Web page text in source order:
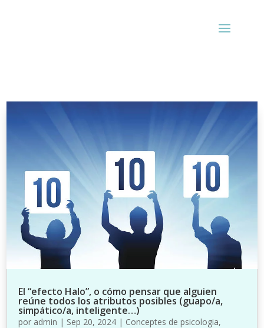
El “efecto Halo”, o cómo pensar que alguien
reúne todos los atributos posibles (guapo/a,
simpático/a, inteligente…)
por admin | Sep 20, 2024 | Conceptes de psicologia,